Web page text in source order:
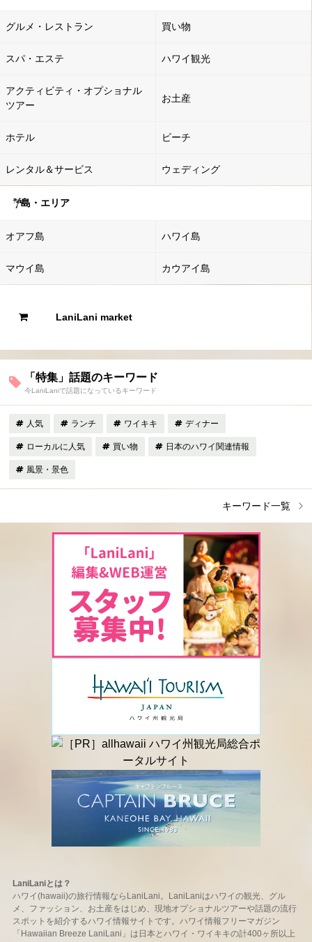
グルメ・レストラン 買い物
スパ・エステ ハワイ観光
アクティビティ・オプショナル
ツアー
お土産
ホテル ビーチ
レンタル＆サービス ウェディング
島・エリア
オアフ島 ハワイ島
マウイ島 カウアイ島
LaniLani market
「特集」話題のキーワード
今LaniLaniで話題になっているキーワード
人気 ランチ ワイキキ ディナー
ローカルに人気 買い物 日本のハワイ関連情報
風景・景色
キーワード一覧
LaniLaniとは？
ハワイ(hawaii)の旅行情報ならLaniLani。LaniLaniはハワイの観光、グル
メ、ファッション、お土産をはじめ、現地オプショナルツアーや話題の流行
スポットを紹介するハワイ情報サイトです。ハワイ情報フリーマガジン
「Hawaiian Breeze LaniLani」は日本とハワイ・ワイキキの計400ヶ所以上